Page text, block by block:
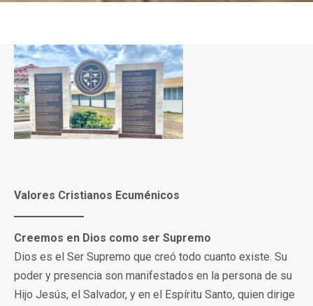
Valores Cristianos Ecuménicos
Creemos en Dios como ser Supremo
Dios es el Ser Supremo que creó todo cuanto existe. Su
poder y presencia son manifestados en la persona de su
Hijo Jesús, el Salvador, y en el Espíritu Santo, quien dirige